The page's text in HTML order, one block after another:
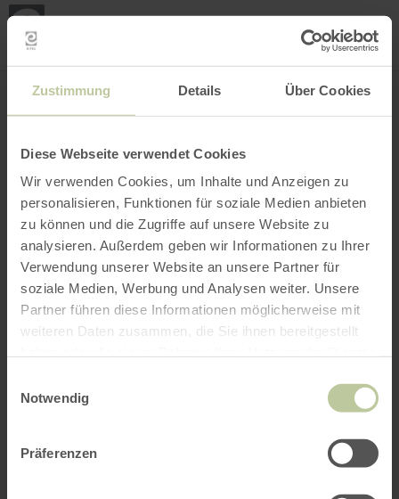
Zustimmung Details Über Cookies
Diese Webseite verwendet Cookies
Wir verwenden Cookies, um Inhalte und Anzeigen zu
personalisieren, Funktionen für soziale Medien anbieten
zu können und die Zugriffe auf unsere Website zu
analysieren. Außerdem geben wir Informationen zu Ihrer
Verwendung unserer Website an unsere Partner für
soziale Medien, Werbung und Analysen weiter. Unsere
Partner führen diese Informationen möglicherweise mit
weiteren Daten zusammen, die Sie ihnen bereitgestellt
Notwendig
Präferenzen
INTERACTIVE MAP
my
Open filter